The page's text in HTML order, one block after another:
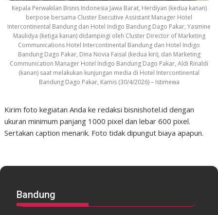
Kepala Perwakilan Bisnis Indonesia Jawa Barat, Herdiyan (kedua kanan)
berpose bersama Cluster Executive Assistant Manager Hotel
Intercontinental Bandung dan Hotel Indigo Bandung Dago Pakar, Yasmine
Maulidya (ketiga kanan) didampingi oleh Cluster Director of Marketing
Communications Hotel Intercontinental Bandung dan Hotel Indigo
Bandung Dago Pakar, Dina Novia Faisal (kedua kiri), dan Marketing
Communication Manager Hotel Indigo Bandung Dago Pakar, Aldi Rinaldi
(kanan) saat melakukan kunjungan media di Hotel Intercontinental
Bandung Dago Pakar, Kamis (30/4/2026) – Istimewa
Kirim foto kegiatan Anda ke redaksi bisnishotel.id dengan
ukuran minimum panjang 1000 pixel dan lebar 600 pixel.
Sertakan caption menarik. Foto tidak dipungut biaya apapun.
Bandung